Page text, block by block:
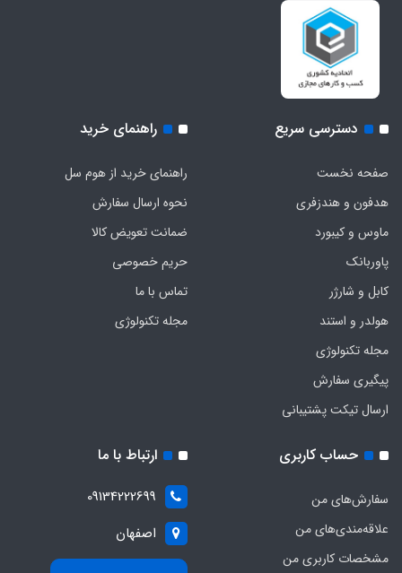
دسترسی سریع
صفحه نخست
هدفون‌ و‌ هندزفری
ماوس و کیبورد
پاوربانک
کابل و شارژر
هولدر و استند
مجله تکنولوژی
پیگیری سفارش
ارسال تیکت پشتیبانی
راهنمای خرید
راهنمای خرید از هوم سل
نحوه ارسال سفارش
ضمانت تعویض کالا
حریم خصوصی
تماس با ما
مجله تکنولوژی
حساب کاربری
سفارش‌های من
علاقه‌مندی‌های من
مشخصات کاربری من
ارتباط با ما
09134222699
اصفهان